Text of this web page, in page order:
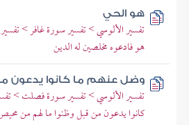
هو الحي
تفسير الألوسي > تفسير سورة غافر > تفسير
هو فادعوه مخلصين له الدين
وضل عنهم ما كانوا يدعون
تفسير الألوسي > تفسير سورة فصلت >
كانوا يدعون من قبل وظنوا ما لهم من